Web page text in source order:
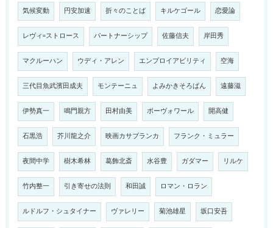
気候変動 円安加速 折々のことば キルケゴール 恋愛論
レヴィ=ストロース パートナーシップ 佐藤信夫 岸田秀
マクルーハン ウディ・アレン エンプロイアビリティ 空海
三代目魚武濱田成夫 モンテーニュ よみかきそろばん 遠藤滋
伊勢真一 鳴門親方 田村由美 ボーヴォワール 開高健
石黒浩 芥川龍之介 映画カサブランカ フランク・ミュラー
夜間中学 樹木希林 葛飾北斎 水谷豊 ガダマー リルケ
竹内整一 引き寄せの法則 和田誠 ロマン・ロラン
ルドルフ・シュタイナー ヴァレリー 菊池雄星 坂口安吾